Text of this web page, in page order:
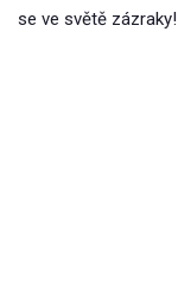
se ve světě zázraky!